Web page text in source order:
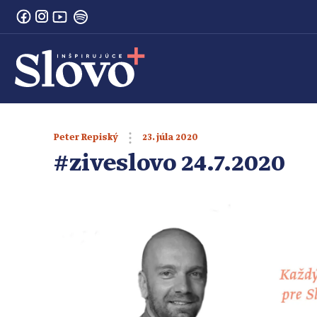
Peter Repiský 23. júla 2020
#ziveslovo 24.7.2020